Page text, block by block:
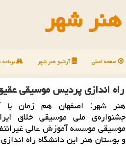
هنر شهر
صفحه اصلی آرشیو هنر شهر
راه اندازی پردیس موسیقی
هنر شهر: اصفهان هم زمان با
جشنواره‌ی ملی موسیقی خلاق
موسیقی موسسه آموزش عالی
و بوستان هنر این دانشگاه راه